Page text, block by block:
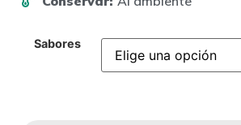
Sabores